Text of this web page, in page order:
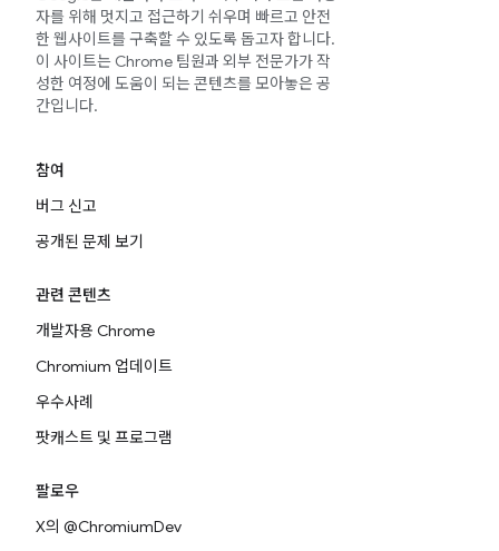
자를 위해 멋지고 접근하기 쉬우며 빠르고 안전
한 웹사이트를 구축할 수 있도록 돕고자 합니다.
이 사이트는 Chrome 팀원과 외부 전문가가 작
성한 여정에 도움이 되는 콘텐츠를 모아놓은 공
간입니다.
참여
버그 신고
공개된 문제 보기
관련 콘텐츠
개발자용 Chrome
Chromium 업데이트
우수사례
팟캐스트 및 프로그램
팔로우
X의 @ChromiumDev